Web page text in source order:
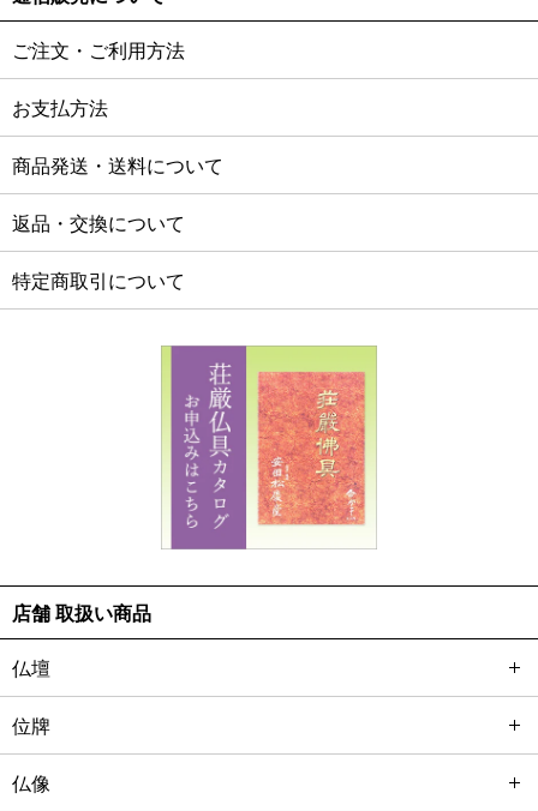
ご注文・ご利用方法
お支払方法
商品発送・送料について
返品・交換について
特定商取引について
店舗 取扱い商品
仏壇
位牌
仏像